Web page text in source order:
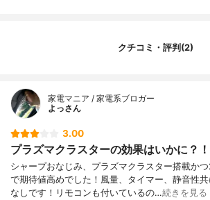
最大風量
4.6m/s
騒音値
特徴
クチコミ・評判(2)
家電マニア / 家電系ブロガー
よっさん
3.00
プラズマクラスターの効果はいかに？！
シャープおなじみ、プラズマクラスター搭載か
で期待値高めでした！風量、タイマー、静音性
なしです！リモコンも付いているの…続きを見る